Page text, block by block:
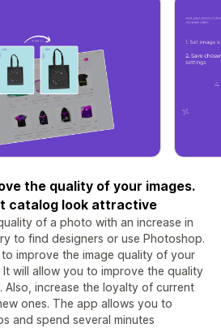
the quality of your images.
catalog look attractive
of a photo with an increase in
to find designers or use Photoshop.
improve the image quality of your
will allow you to improve the quality
increase the loyalty of current
ones. The app allows you to
and spend several minutes